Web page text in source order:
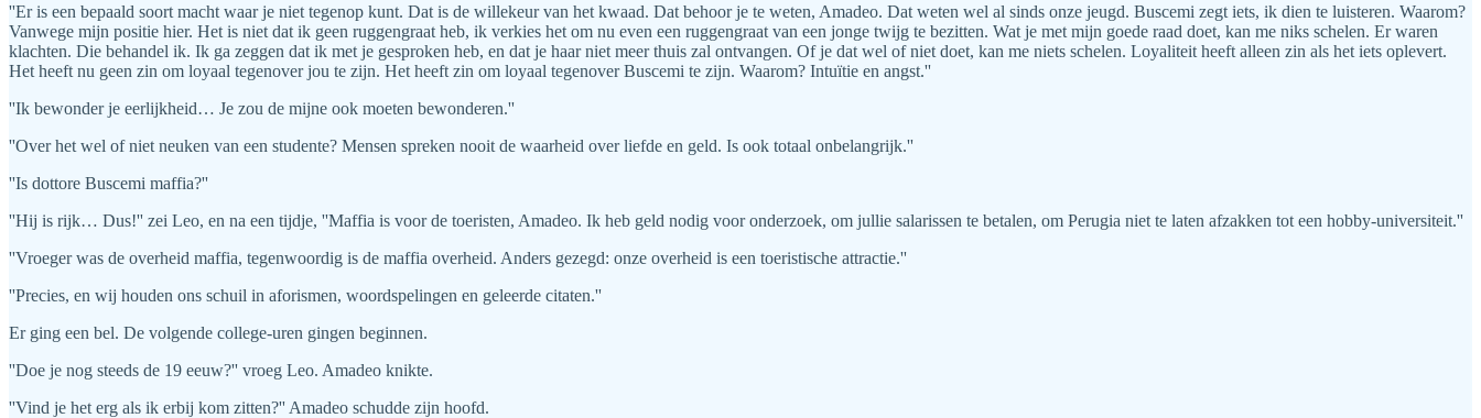
''Er is een bepaald soort macht waar je niet tegenop kunt. Dat is de willekeur van het kwaad. Dat behoor je te weten, Amadeo. Dat weten wel al sinds onze jeugd. Buscemi zegt iets, ik dien te luisteren. Waarom?
Vanwege mijn positie hier. Het is niet dat ik geen ruggengraat heb, ik verkies het om nu even een ruggengraat van een jonge twijg te bezitten. Wat je met mijn goede raad doet, kan me niks schelen. Er waren
klachten. Die behandel ik. Ik ga zeggen dat ik met je gesproken heb, en dat je haar niet meer thuis zal ontvangen. Of je dat wel of niet doet, kan me niets schelen. Loyaliteit heeft alleen zin als het iets oplevert.
Het heeft nu geen zin om loyaal tegenover jou te zijn. Het heeft zin om loyaal tegenover Buscemi te zijn. Waarom? Intuïtie en angst.''
''Ik bewonder je eerlijkheid… Je zou de mijne ook moeten bewonderen.''
''Over het wel of niet neuken van een studente? Mensen spreken nooit de waarheid over liefde en geld. Is ook totaal onbelangrijk.''
''Is dottore Buscemi maffia?''
''Hij is rijk… Dus!'' zei Leo, en na een tijdje, ''Maffia is voor de toeristen, Amadeo. Ik heb geld nodig voor onderzoek, om jullie salarissen te betalen, om Perugia niet te laten afzakken tot een hobby-universiteit.''
''Vroeger was de overheid maffia, tegenwoordig is de maffia overheid. Anders gezegd: onze overheid is een toeristische attractie.''
''Precies, en wij houden ons schuil in aforismen, woordspelingen en geleerde citaten.''
Er ging een bel. De volgende college-uren gingen beginnen.
''Doe je nog steeds de 19 eeuw?'' vroeg Leo. Amadeo knikte.
''Vind je het erg als ik erbij kom zitten?'' Amadeo schudde zijn hoofd.